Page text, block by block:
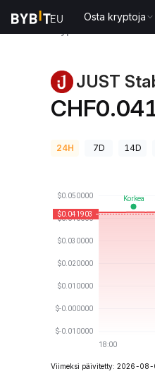
Osta kryptoja
JUST
24H 7D 14D
Viimeksi päivitetty: 2026-